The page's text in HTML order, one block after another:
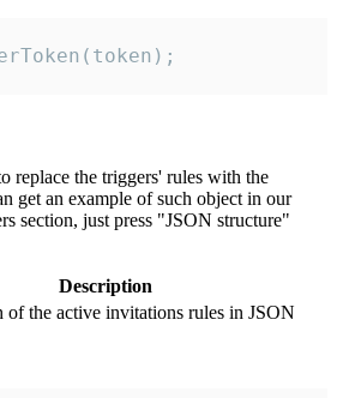
replace the triggers' rules with the
get an example of such object in our
section, just press "JSON structure"
Description
of the active invitations rules in JSON